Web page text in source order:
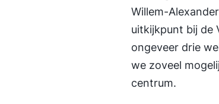
Willem-
uitkijkpunt bij de
ongeveer drie
we zoveel
centrum.